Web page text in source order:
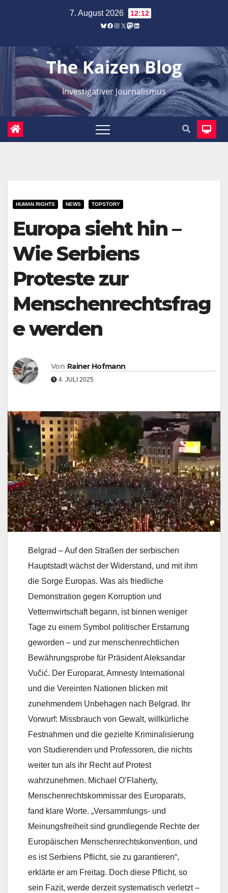
7. August 2026 12:12
Bluesky
Facebook
Instagram
X Mastodon
LinkedIn
The Kaizen Blog
Investigativer Journalismus
HUMAN RIGHTS NEWS TOPSTORY
Europa sieht hin –
Wie Serbiens
Proteste zur
Menschenrechtsfrag
e werden
Von Rainer Hofmann
4. JULI 2025
Belgrad – Auf den Straßen der serbischen
Hauptstadt wächst der Widerstand, und mit ihm
die Sorge Europas. Was als friedliche
Demonstration gegen Korruption und
Vetternwirtschaft begann, ist binnen weniger
Tage zu einem Symbol politischer Erstarrung
geworden – und zur menschenrechtlichen
Bewährungsprobe für Präsident Aleksandar
Vučić. Der Europarat, Amnesty International
und die Vereinten Nationen blicken mit
zunehmendem Unbehagen nach Belgrad. Ihr
Vorwurf: Missbrauch von Gewalt, willkürliche
Festnahmen und die gezielte Kriminalisierung
von Studierenden und Professoren, die nichts
weiter tun als ihr Recht auf Protest
wahrzunehmen. Michael O’Flaherty,
Menschenrechtskommissar des Europarats,
fand klare Worte. „Versammlungs- und
Meinungsfreiheit sind grundlegende Rechte der
Europäischen Menschenrechtskonvention, und
es ist Serbiens Pflicht, sie zu garantieren“,
erklärte er am Freitag. Doch diese Pflicht, so
sein Fazit, werde derzeit systematisch verletzt –